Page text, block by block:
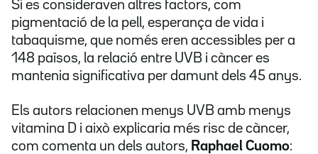
Si es consideraven altres factors, com
pigmentació de la pell, esperança de vida i
tabaquisme, que només eren accessibles per a
148 països, la relació entre UVB i càncer es
mantenia significativa per damunt dels 45 anys.
Els autors relacionen menys UVB amb menys
vitamina D i això explicaria més risc de càncer,
com comenta un dels autors, Raphael Cuomo: